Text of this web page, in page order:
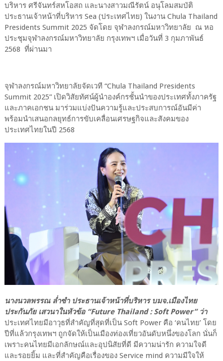
บริหาร ศรีจันทร์สหโอสถ และนางสาวมณีรัตน์ อนุโลมสมบัติ
ประธานเจ้าหน้าที่บริหาร Sea (ประเทศไทย) ในงาน Chula Thailand
Presidents Summit 2025 จัดโดย จุฬาลงกรณ์มหาวิทยาลัย ณ หอ
ประชุมจุฬาลงกรณ์มหาวิทยาลัย กรุงเทพฯ เมื่อวันที่ 3 กุมภาพันธ์
2568 ที่ผ่านมา
จุฬาลงกรณ์มหาวิทยาลัยจัดเวที “Chula Thailand Presidents
Summit 2025” เปิดวิสัยทัศน์ผู้นำองค์กรชั้นนำของประเทศทั้งภาครัฐ
และภาคเอกชน มาร่วมแบ่งปันความรู้และประสบการณ์อันมีค่า
พร้อมนำเสนอกลยุทธ์การขับเคลื่อนเศรษฐกิจและสังคมของ
ประเทศไทยในปี 2568
นางนวลพรรณ ล่ำซำ ประธานเจ้าหน้าที่บริหาร บมจ.เมืองไทย
ประกันภัย เสวนาในหัวข้อ “Future Thailand : Soft Power” ว่า
ประเทศไทยมีอาวุธที่สำคัญที่สุดที่เป็น Soft Power คือ ‘คนไทย’ โดย
ปีที่แล้วกรุงเทพฯ ถูกจัดให้เป็นเมืองท่องเที่ยวอันดับหนึ่งของโลก นั่นก็
เพราะคนไทยมีเอกลักษณ์และอุปนิสัยที่ดี มีความน่ารัก ความใจดี
และรอยยิ้ม และที่สำคัญคือเรื่องของ Service mind ความมีใจให้